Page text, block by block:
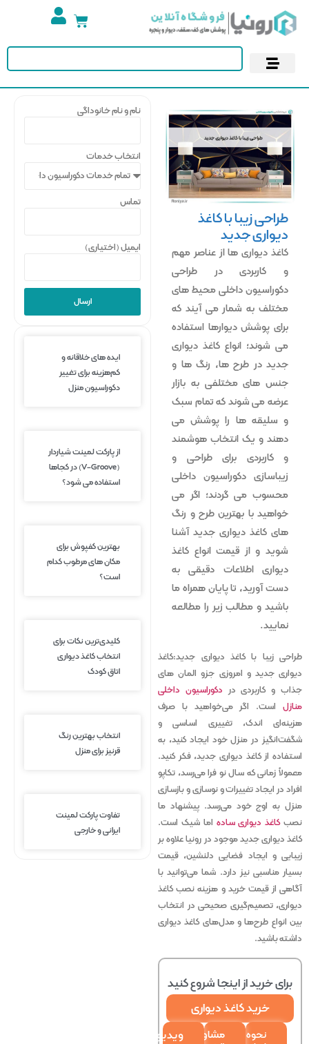
طراحی زیبا با کاغذ
دیواری جدید
کاغذ دیواری ها از عناصر مهم
و کاربردی در طراحی
دکوراسیون داخلی محیط های
مختلف به شمار می آیند که
برای پوشش دیوارها استفاده
می شوند؛ انواع کاغذ دیواری
جدید در طرح ها، رنگ ها و
جنس های مختلفی به بازار
عرضه می شوند که تمام سبک
و سلیقه ها را پوشش می
دهند و یک انتخاب هوشمند
و کاربردی برای طراحی و
زیباسازی دکوراسیون داخلی
محسوب می گردند؛ اگر می
خواهید با بهترین طرح و رنگ
های کاغذ دیواری جدید آشنا
شوید و از قیمت انواع کاغذ
دیواری اطلاعات دقیقی به
دست آورید، تا پایان همراه ما
باشید و مطالب زیر را مطالعه
نمایید.
طراحی زیبا با کاغذ دیواری جدید:کاغذ
دیواری جدید و امروزی جزو المان های
جذاب و کاربردی در دکوراسیون داخلی
منازل است. اگر می‌خواهید با صرف
هزینه‌ای اندک، تغییری اساسی و
شگفت‌انگیز در منزل خود ایجاد کنید، به
استفاده از کاغذ دیواری جدید، فکر کنید.
معمولاً زمانی که سال نو فرا می‌رسد، تکاپو
افراد در ایجاد تغییرات و نو‌سازی و بازسازی
منزل به اوج خود می‌رسد. پیشنهاد ما
نصبکاغذ دیواری ساده اما شیک است.
کاغذ دیواری جدید موجود در رونیا علاوه بر
زیبایی و ایجاد فضایی دلنشین، قیمت
بسیار مناسبی نیز دارد. شما می‌توانید با
آگاهی از قیمت خرید و هزینه نصب کاغذ
دیواری، تصمیم‌گیری صحیحی در انتخاب
بین انواع طرح‌ها و مدل‌های کاغذ دیواری
داشته باشید.
برای خرید از اینجاشروع کنید
خرید کاغذ دیواری
نحوه
مشاوره
ویدیو
نام و نام خانوداگی
انتخاب خدمات
تماس
ایمیل (اختیاری)
ارسال
ایده های خلاقانه و
کم‌هزینه برای تغییر
دکوراسیون منزل
از پارکت لمینت شیاردار
(V-Groove) در کجاها
استفاده می شود؟
بهترین کفپوش برای
مکان‌ های مرطوب کدام
است؟
کلیدی‌ترین نکات برای
انتخاب کاغذ دیواری
اتاق کودک
انتخاب بهترین رنگ
قرنیز برای منزل
تفاوت پارکت لمینت
ایرانی و خارجی